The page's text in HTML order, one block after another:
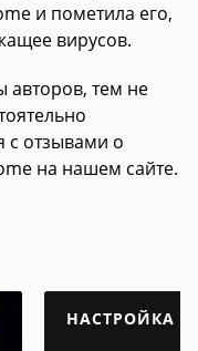
и пометила его,
вирусов.
авторов, тем не
с отзывами о
на нашем сайте.
НАСТРОЙКА